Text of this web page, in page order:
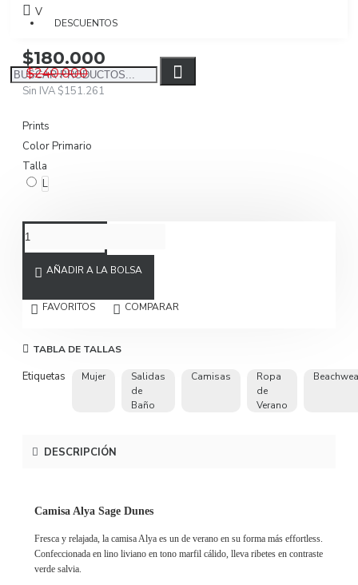
DESCUENTOS
Visto: 805
$180.000
$240.000
Sin IVA $151.261
Prints
Color Primario
Talla
L
AÑADIR A LA BOLSA
FAVORITOS COMPARAR
TABLA DE TALLAS
Etiquetas Mujer
Salidas
de
Baño
Camisas
Ropa
de
Verano
DESCRIPCIÓN
Camisa Alya Sage Dunes
Fresca y relajada, la camisa Alya es un de verano en su forma más effortless.
Confeccionada en lino liviano en tono marfil cálido, lleva ribetes en contraste
verde salvia.